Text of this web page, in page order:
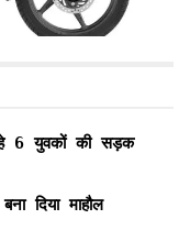
6 युवकों की सड़क
दिया माहौल